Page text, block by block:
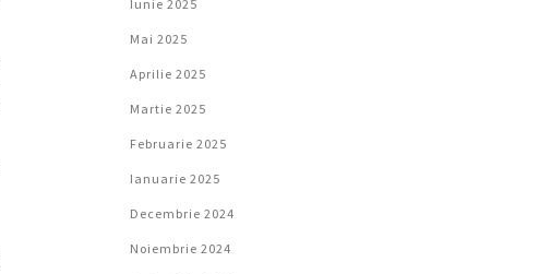
Iunie 2025
Mai 2025
Aprilie 2025
Martie 2025
Februarie 2025
Ianuarie 2025
Decembrie 2024
Noiembrie 2024